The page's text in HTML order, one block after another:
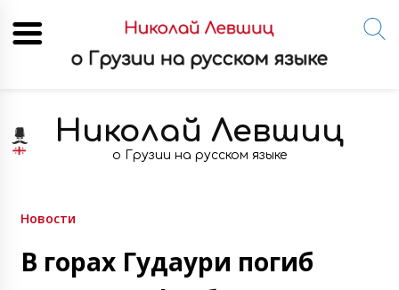
content
Николай Левшиц
о Грузии на русском языке
Новости
В горах Гудаури погиб